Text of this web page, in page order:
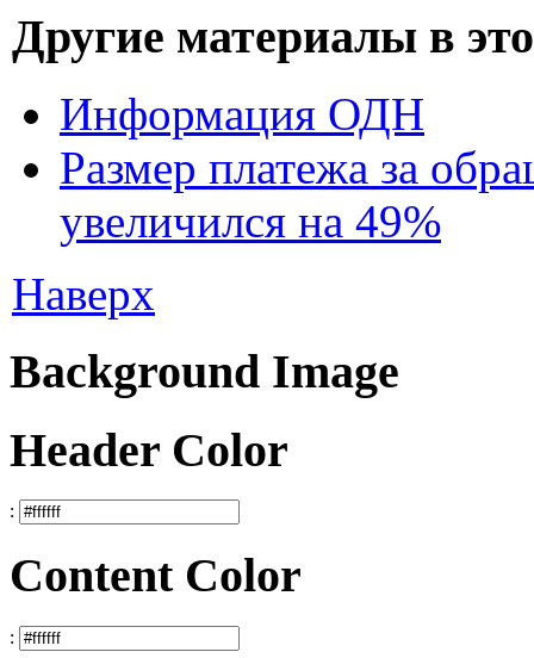
Другие материалы в
Информация ОДН
Размер платежа за
увеличился на 49%
Наверх
Background Image
Header Color
:
Content Color
: